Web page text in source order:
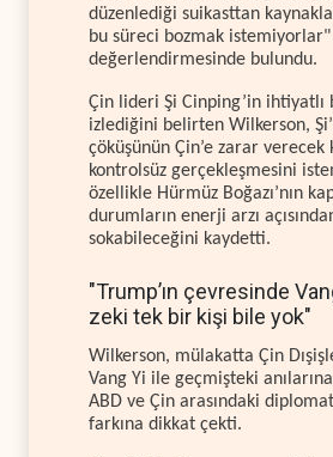
düzenlediği suikasttan
bu süreci bozmak istemiyorlar"
değerlendirmesinde bulundu.
Çin lideri Şi Cinping’in
izlediğini belirten Wilkerson,
çöküşünün Çin’e zarar verecek
kontrolsüz gerçekleşmesini
özellikle Hürmüz Boğazı’nın
durumların enerji arzı
sokabileceğini kaydetti.
"Trump’ın çevresinde
zeki tek bir kişi bile yok"
Wilkerson, mülakatta Çin
Vang Yi ile geçmişteki
ABD ve Çin arasındaki
farkına dikkat çekti.